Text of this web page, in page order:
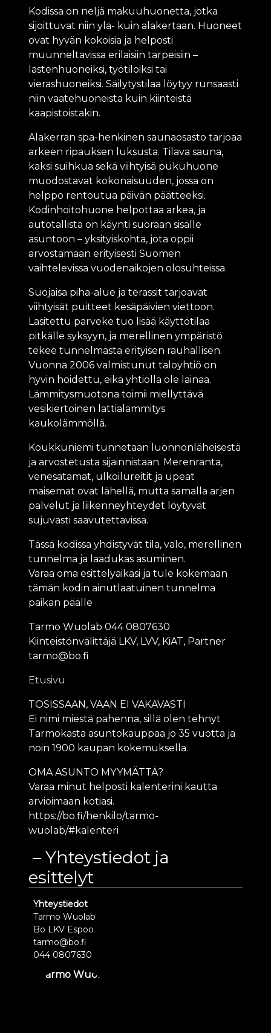
Kodissa on neljä makuuhuonetta, jotka
sijoittuvat niin ylä- kuin alakertaan. Huoneet
ovat hyvän kokoisia ja helposti
muunneltavissa erilaisiin tarpeisiin –
lastenhuoneiksi, työtiloiksi tai
vierashuoneiksi. Säilytystilaa löytyy runsaasti
niin vaatehuoneista kuin kiinteistä
kaapistoistakin.
Alakerran spa-henkinen saunaosasto tarjoaa
arkeen ripauksen luksusta. Tilava sauna,
kaksi suihkua sekä viihtyisä pukuhuone
muodostavat kokonaisuuden, jossa on
helppo rentoutua päivän päätteeksi.
Kodinhoitohuone helpottaa arkea, ja
autotallista on käynti suoraan sisälle
asuntoon – yksityiskohta, jota oppii
arvostamaan erityisesti Suomen
vaihtelevissa vuodenaikojen olosuhteissa.
Suojaisa piha-alue ja terassit tarjoavat
viihtyisät puitteet kesäpäivien viettoon.
Lasitettu parveke tuo lisää käyttötilaa
pitkälle syksyyn, ja merellinen ympäristö
tekee tunnelmasta erityisen rauhallisen.
Vuonna 2006 valmistunut taloyhtiö on
hyvin hoidettu, eikä yhtiöllä ole lainaa.
Lämmitysmuotona toimii miellyttävä
vesikiertoinen lattialämmitys
kaukolämmöllä.
Koukkuniemi tunnetaan luonnonläheisestä
ja arvostetusta sijainnistaan. Merenranta,
venesatamat, ulkoilureitit ja upeat
maisemat ovat lähellä, mutta samalla arjen
palvelut ja liikenneyhteydet löytyvät
sujuvasti saavutettavissa.
Tässä kodissa yhdistyvät tila, valo, merellinen
tunnelma ja laadukas asuminen.
Varaa oma esittelyaikasi ja tule kokemaan
tämän kodin ainutlaatuinen tunnelma
paikan päälle
Tarmo Wuolab 044 0807630
Kiinteistönvälittäjä LKV, LVV, KiAT, Partner
tarmo@bo.fi
Etusivu
TOSISSAAN, VAAN EI VAKAVASTI
Ei nimi miestä pahenna, sillä olen tehnyt
Tarmokasta asuntokauppaa jo 35 vuotta ja
noin 1900 kaupan kokemuksella.
OMA ASUNTO MYYMÄTTÄ?
Varaa minut helposti kalenterini kautta
arvioimaan kotiasi.
https://bo.fi/henkilo/tarmo-
wuolab/#kalenteri
Yhteystiedot ja
esittelyt
Yhteystiedot
Tarmo Wuolab
Bo LKV Espoo
tarmo@bo.fi
044 0807630